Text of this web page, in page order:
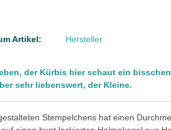
Artikel: Hersteller
der Kürbis hier schaut ein
sehr liebenswert, der Kleine.
Stempelchens hat einen